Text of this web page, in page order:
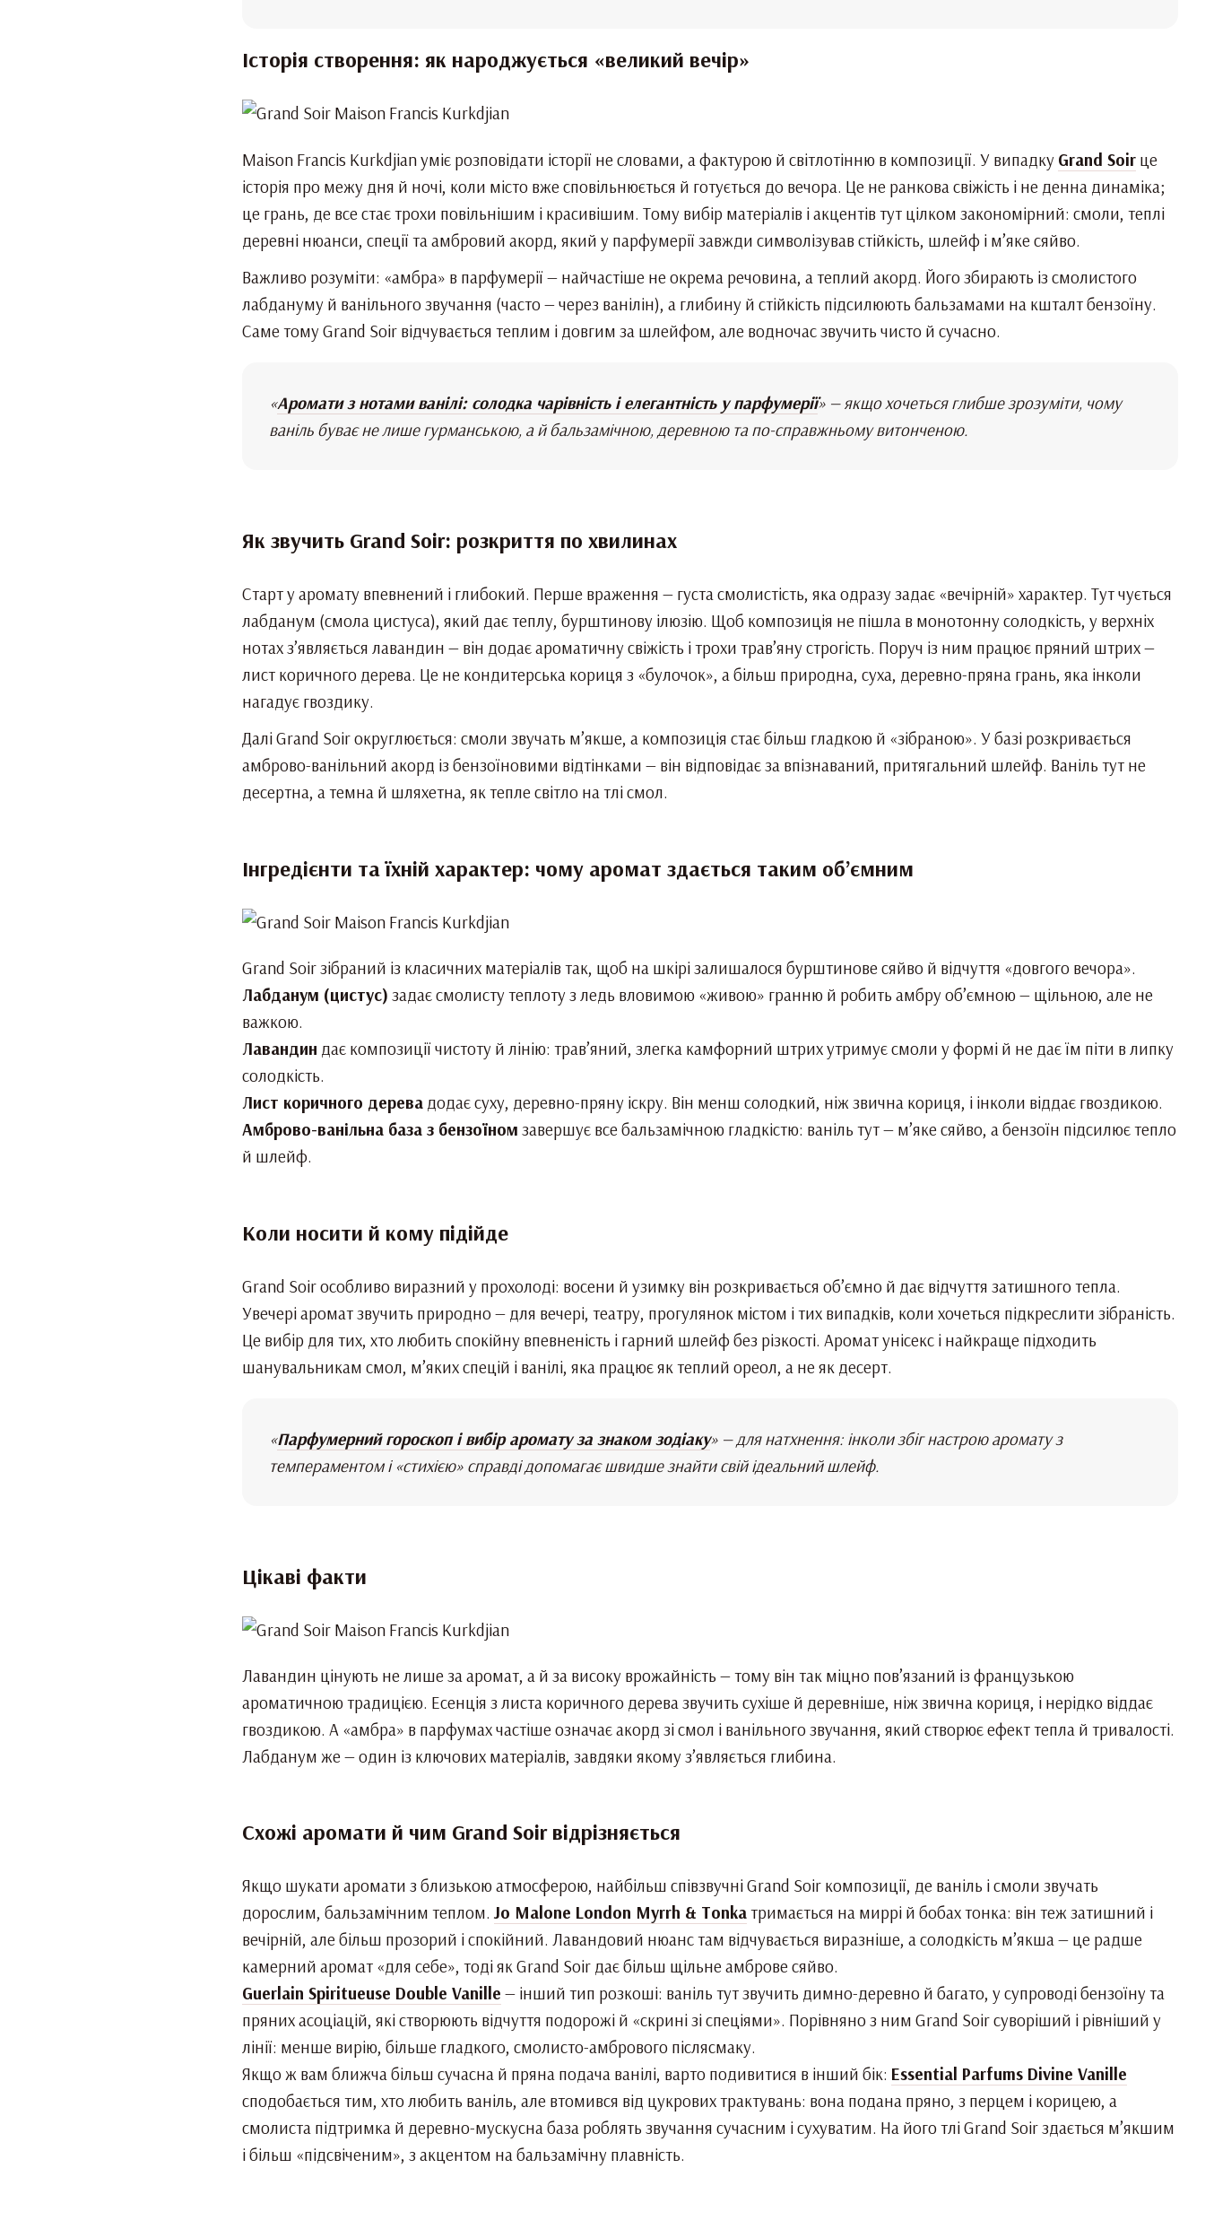
Історія створення: як народжується «великий вечір»
Maison Francis Kurkdjian уміє розповідати історії не словами, а фактурою й світлотінню в композиції. У випадку Grand Soir це
історія про межу дня й ночі, коли місто вже сповільнюється й готується до вечора. Це не ранкова свіжість і не денна динаміка;
це грань, де все стає трохи повільнішим і красивішим. Тому вибір матеріалів і акцентів тут цілком закономірний: смоли, теплі
деревні нюанси, спеції та амбровий акорд, який у парфумерії завжди символізував стійкість, шлейф і м’яке сяйво.
Важливо розуміти: «амбра» в парфумерії — найчастіше не окрема речовина, а теплий акорд. Його збирають із смолистого
лабдануму й ванільного звучання (часто — через ванілін), а глибину й стійкість підсилюють бальзамами на кшталт бензоїну.
Саме тому Grand Soir відчувається теплим і довгим за шлейфом, але водночас звучить чисто й сучасно.
«Аромати з нотами ванілі: солодка чарівність і елегантність у парфумерії» — якщо хочеться глибше зрозуміти, чому
ваніль буває не лише гурманською, а й бальзамічною, деревною та по-справжньому витонченою.
Як звучить Grand Soir: розкриття по хвилинах
Старт у аромату впевнений і глибокий. Перше враження — густа смолистість, яка одразу задає «вечірній» характер. Тут чується
лабданум (смола цистуса), який дає теплу, бурштинову ілюзію. Щоб композиція не пішла в монотонну солодкість, у верхніх
нотах з’являється лавандин — він додає ароматичну свіжість і трохи трав’яну строгість. Поруч із ним працює пряний штрих —
лист коричного дерева. Це не кондитерська кориця з «булочок», а більш природна, суха, деревно-пряна грань, яка інколи
нагадує гвоздику.
Далі Grand Soir округлюється: смоли звучать м’якше, а композиція стає більш гладкою й «зібраною». У базі розкривається
амброво-ванільний акорд із бензоїновими відтінками — він відповідає за впізнаваний, притягальний шлейф. Ваніль тут не
десертна, а темна й шляхетна, як тепле світло на тлі смол.
Інгредієнти та їхній характер: чому аромат здається таким об’ємним
Grand Soir зібраний із класичних матеріалів так, щоб на шкірі залишалося бурштинове сяйво й відчуття «довгого вечора».
Лабданум (цистус) задає смолисту теплоту з ледь вловимою «живою» гранню й робить амбру об’ємною — щільною, але не
важкою.
Лавандин дає композиції чистоту й лінію: трав’яний, злегка камфорний штрих утримує смоли у формі й не дає їм піти в липку
солодкість.
Лист коричного дерева додає суху, деревно-пряну іскру. Він менш солодкий, ніж звична кориця, і інколи віддає гвоздикою.
Амброво-ванільна база з бензоїном завершує все бальзамічною гладкістю: ваніль тут — м’яке сяйво, а бензоїн підсилює тепло
й шлейф.
Коли носити й кому підійде
Grand Soir особливо виразний у прохолоді: восени й узимку він розкривається об’ємно й дає відчуття затишного тепла.
Увечері аромат звучить природно — для вечері, театру, прогулянок містом і тих випадків, коли хочеться підкреслити зібраність.
Це вибір для тих, хто любить спокійну впевненість і гарний шлейф без різкості. Аромат унісекс і найкраще підходить
шанувальникам смол, м’яких спецій і ванілі, яка працює як теплий ореол, а не як десерт.
«Парфумерний гороскоп і вибір аромату за знаком зодіаку» — для натхнення: інколи збіг настрою аромату з
темпераментом і «стихією» справді допомагає швидше знайти свій ідеальний шлейф.
Цікаві факти
Лавандин цінують не лише за аромат, а й за високу врожайність — тому він так міцно пов’язаний із французькою
ароматичною традицією. Есенція з листа коричного дерева звучить сухіше й деревніше, ніж звична кориця, і нерідко віддає
гвоздикою. А «амбра» в парфумах частіше означає акорд зі смол і ванільного звучання, який створює ефект тепла й тривалості.
Лабданум же — один із ключових матеріалів, завдяки якому з’являється глибина.
Схожі аромати й чим Grand Soir відрізняється
Якщо шукати аромати з близькою атмосферою, найбільш співзвучні Grand Soir композиції, де ваніль і смоли звучать
дорослим, бальзамічним теплом. Jo Malone London Myrrh & Tonkaтримається на миррі й бобах тонка: він теж затишний і
вечірній, але більш прозорий і спокійний. Лавандовий нюанс там відчувається виразніше, а солодкість м’якша — це радше
камерний аромат «для себе», тоді як Grand Soir дає більш щільне амброве сяйво.
Guerlain Spiritueuse Double Vanille — інший тип розкоші: ваніль тут звучить димно-деревно й багато, у супроводі бензоїну та
пряних асоціацій, які створюють відчуття подорожі й «скрині зі спеціями». Порівняно з ним Grand Soir суворіший і рівніший у
лінії: менше вирію, більше гладкого, смолисто-амбрового післясмаку.
Якщо ж вам ближча більш сучасна й пряна подача ванілі, варто подивитися в інший бік: Essential Parfums Divine Vanille
сподобається тим, хто любить ваніль, але втомився від цукрових трактувань: вона подана пряно, з перцем і корицею, а
смолиста підтримка й деревно-мускусна база роблять звучання сучасним і сухуватим. На його тлі Grand Soir здається м’якшим
і більш «підсвіченим», з акцентом на бальзамічну плавність.